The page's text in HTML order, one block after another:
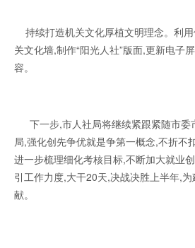
持续打造机关文化厚植文明理念。利
关文化墙,制作“阳光人社”版面,更新电子
容。
下一步,市人社局将继续紧跟紧随市委
局,强化创先争优就是争第一概念,不折不
进一步梳理细化考核目标,不断加大就业
引工作力度,大干20天,决战决胜上半年,
献。